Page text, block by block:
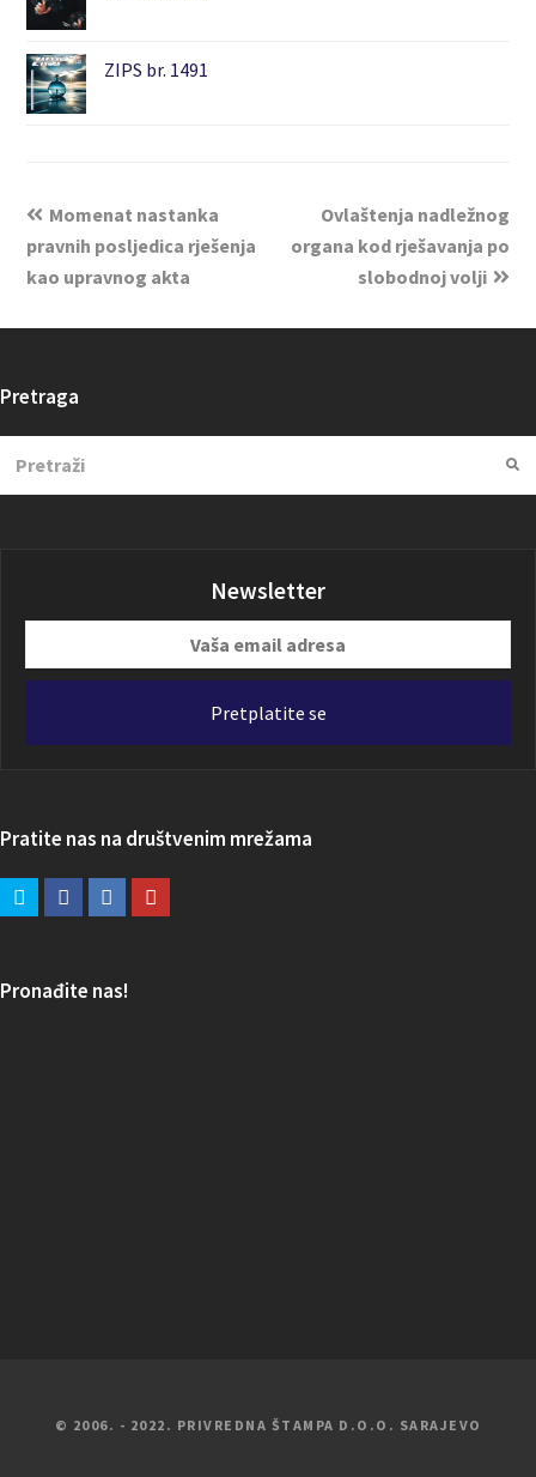
ZIPS br. 1491
Momenat nastanka
pravnih posljedica rješenja
kao upravnog akta
Ovlaštenja nadležnog
organa kod rješavanja po
slobodnoj volji
Pretraga
Newsletter
email
Pretplatite se
Pratite nas na društvenim mrežama
Pronađite nas!
© 2006. - 2022. PRIVREDNA ŠTAMPA D.O.O. SARAJEVO